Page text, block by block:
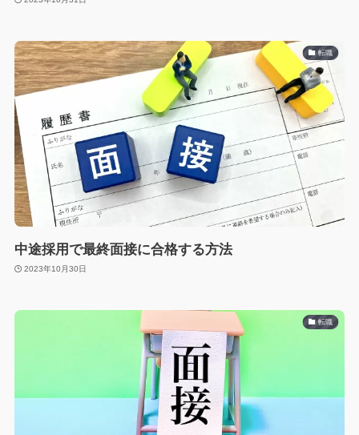
転職
中途採用で最終面接に合格する方法
2023年10月30日
転職